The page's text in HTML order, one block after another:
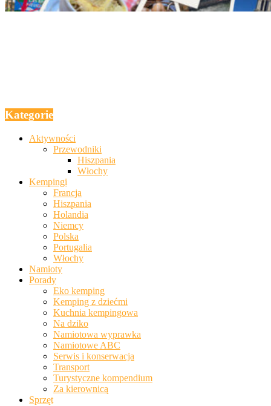
Kategorie
Aktywności
Przewodniki
Hiszpania
Włochy
Kempingi
Francja
Hiszpania
Holandia
Niemcy
Polska
Portugalia
Włochy
Namioty
Porady
Eko kemping
Kemping z dziećmi
Kuchnia kempingowa
Na dziko
Namiotowa wyprawka
Namiotowe ABC
Serwis i konserwacja
Transport
Turystyczne kompendium
Za kierownicą
Sprzęt